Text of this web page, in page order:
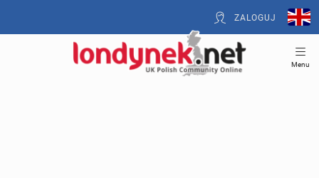
ZALOGUJ
Menu